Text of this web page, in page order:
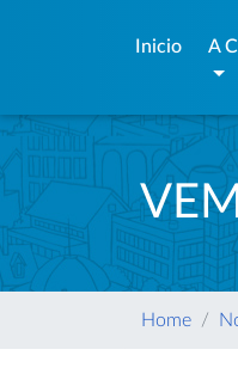
Inicio A
Home